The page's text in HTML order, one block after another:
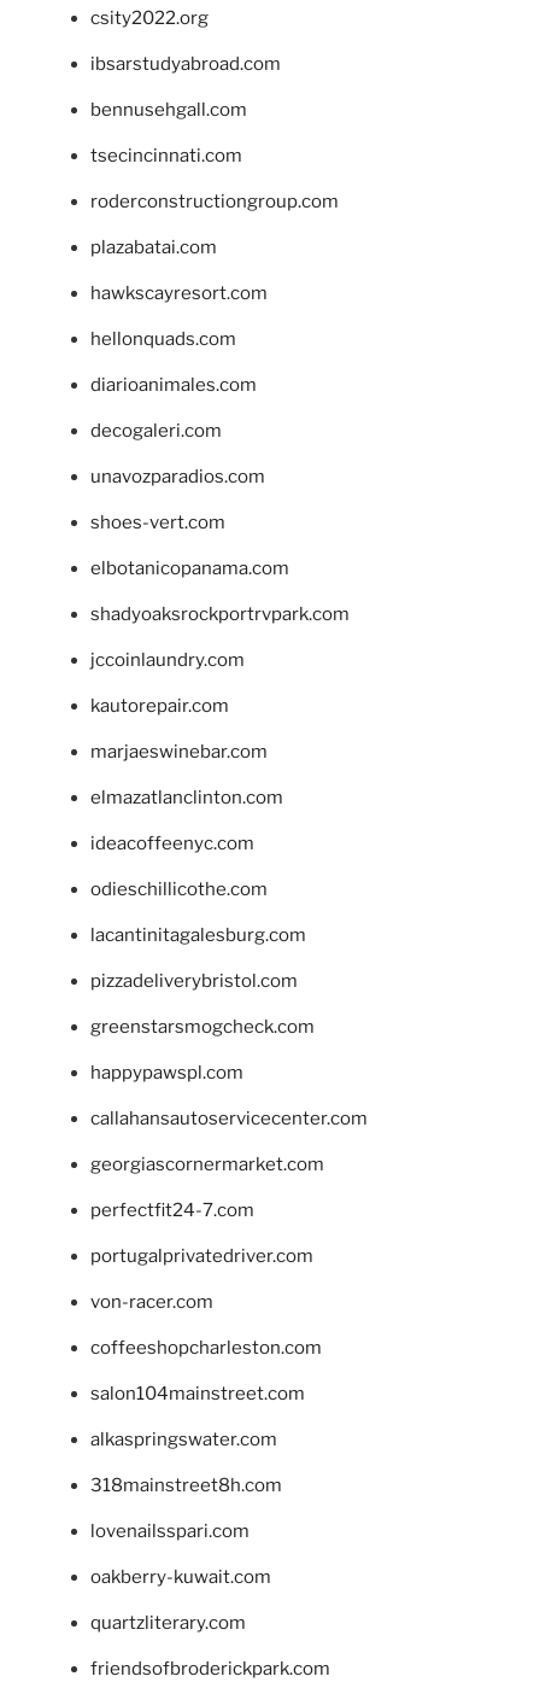
csity2022.org
ibsarstudyabroad.com
bennusehgall.com
tsecincinnati.com
roderconstructiongroup.com
plazabatai.com
hawkscayresort.com
hellonquads.com
diarioanimales.com
decogaleri.com
unavozparadios.com
shoes-vert.com
elbotanicopanama.com
shadyoaksrockportrvpark.com
jccoinlaundry.com
kautorepair.com
marjaeswinebar.com
elmazatlanclinton.com
ideacoffeenyc.com
odieschillicothe.com
lacantinitagalesburg.com
pizzadeliverybristol.com
greenstarsmogcheck.com
happypawspl.com
callahansautoservicecenter.com
georgiascornermarket.com
perfectfit24-7.com
portugalprivatedriver.com
von-racer.com
coffeeshopcharleston.com
salon104mainstreet.com
alkaspringswater.com
318mainstreet8h.com
lovenailsspari.com
oakberry-kuwait.com
quartzliterary.com
friendsofbroderickpark.com